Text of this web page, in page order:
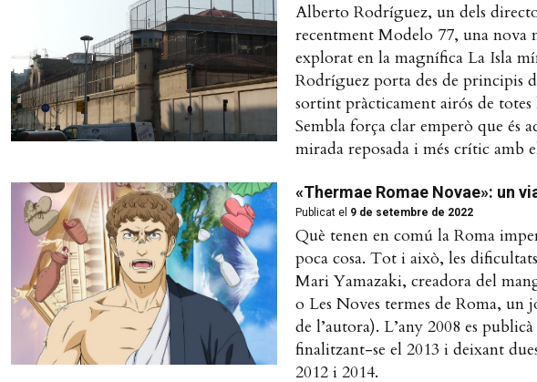
Alberto Rodríguez, un dels
recentment Modelo 77, una nova
explorat en la magnífica La Isla
Rodríguez porta des de principis
sortint pràcticament airós de totes
Sembla força clar emperò que és
mirada reposada i més crític amb
«Thermae Romae Novae»: un
Publicat el 9 de setembre de 2022
Què tenen en comú la Roma
poca cosa. Tot i això, les
Mari Yamazaki, creadora del
o Les Noves termes de Roma,
de l’autora). L’any 2008 es
finalitzant-se el 2013 i deixant
2012 i 2014.